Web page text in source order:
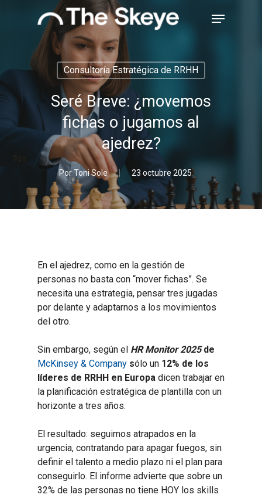
Menu
Consultoría Estratégica de RRHH
Seré Breve: ¿movemos
fichas o jugamos al
ajedrez?
Por Toni Sole 23 octubre 2025
En el ajedrez, como en la gestión de
personas no basta con “mover fichas”. Se
necesita una estrategia, pensar tres jugadas
por delante y adaptarnos a los movimientos
del otro.
Sin embargo, según el HR Monitor 2025de
McKinsey & Company sólo un 12% de los
líderes de RRHH en Europa dicen trabajar en
la planificación estratégica de plantilla con un
horizonte a tres años.
El resultado: seguimos atrapados en la
urgencia, contratando para apagar fuegos, sin
definir el talento a medio plazo ni el plan para
conseguirlo. El informe advierte que sobre un
32% de las personas no tiene HOY los skills